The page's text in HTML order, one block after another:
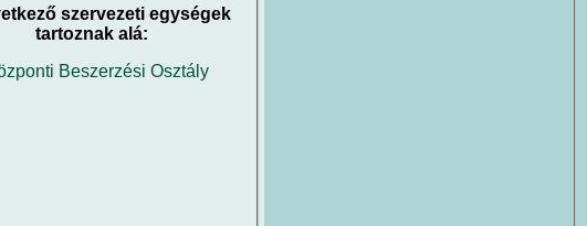
szervezeti egységek
tartoznak alá:
Beszerzési Osztály